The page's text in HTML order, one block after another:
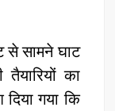
से सामने घाट
का
दिया गया कि